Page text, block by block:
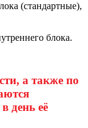
(стандартные),
блока.
а также по
день её